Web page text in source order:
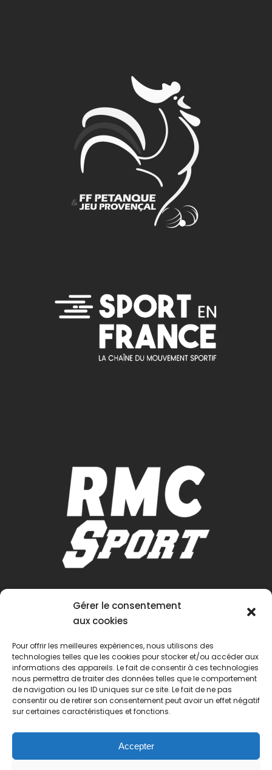
Gérer le consentement
aux cookies
Pour offrir les meilleures expériences, nous utilisons des
technologies telles que les cookies pour stocker et/ou accéder aux
informations des appareils. Le fait de consentir à ces technologies
nous permettra de traiter des données telles que le comportement
de navigation ou les ID uniques sur ce site. Le fait de ne pas
consentir ou de retirer son consentement peut avoir un effet négatif
sur certaines caractéristiques et fonctions.
Accepter